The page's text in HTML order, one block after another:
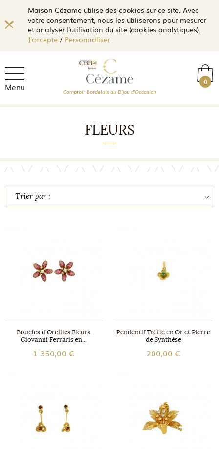
Maison Cézame utilise des cookies sur ce site. Avec
votre consentement, nous les utiliserons pour mesurer
et analyser l'utilisation du site (cookies analytiques).
J'accepte/ Personnaliser
Menu 0
Comptoir Bordelais du Bijou d'Occasion
FLEURS
Trier par :
Boucles d'Oreilles Fleurs
Giovanni Ferraris en...
1 350,00 €
Pendentif Trèfle en Or et Pierre
de Synthèse
200,00 €